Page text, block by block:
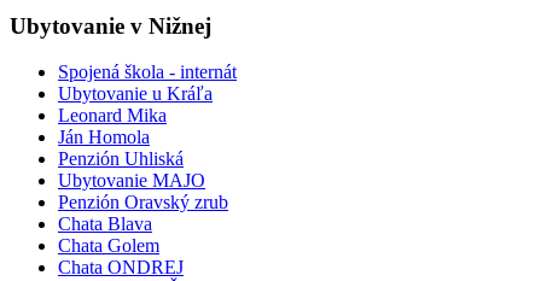
Ubytovanie v Nižnej
Spojená škola - internát
Ubytovanie u Kráľa
Leonard Mika
Ján Homola
Penzión Uhliská
Ubytovanie MAJO
Penzión Oravský zrub
Chata Blava
Chata Golem
Chata ONDREJ